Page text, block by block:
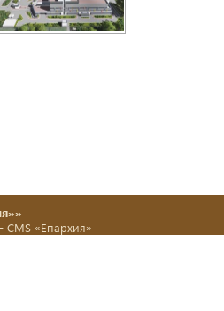
CMS «Епархия»